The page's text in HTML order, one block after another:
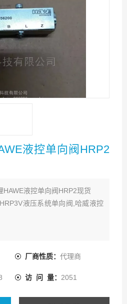
液控单向阀HRP2
HAWE液控单向阀HRP2现货
液压系统单向阀,哈威液控
厂商性质： 代理商
访 问 量： 2051